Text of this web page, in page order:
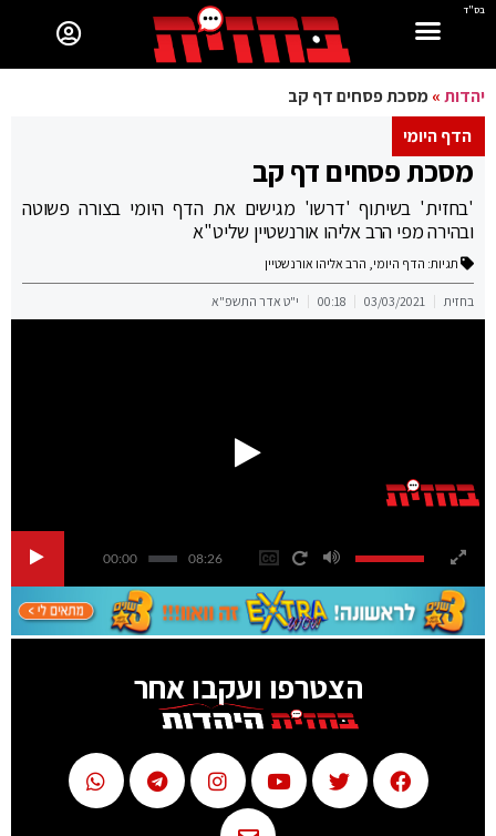
בס"ד
יהדות»מסכת פסחים דף קב
הדף היומי
מסכת פסחים דף קב
'בחזית' בשיתוף 'דרשו' מגישים את הדף היומי בצורה פשוטה
ובהירה מפי הרב אליהו אורנשטיין שליט"א
תגיות: הדף היומי, הרב אליהו אורנשטיין
בחזית 03/03/2021
00:18 י"ט אדר התשפ"א
00:00 08:26
הצטרפו ועקבו אחר